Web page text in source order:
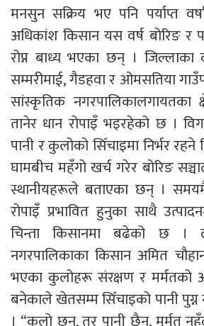
मनसुन सक्रिय भए पनि पर्याप्त
अधिकांश किसान यस वर्ष बोरिङ र
रोप्न बाध्य भएका छन् । जिल्लाका
सम्मरीमाई, गैडहवा र ओमसतिया
सांस्कृतिक नगरपालिकालगायतका
तानेर धान रोपाइँ भइरहेको छ ।
पानी र कुलोको सिँचाइमा निर्भर
घामबीच महँगो खर्च गरेर बोरिङ
स्थानीयहरूले बताएका छन् । समयमै
रोपाइँ प्रभावित हुनुका साथै
चिन्ता किसानमा बढेको छ ।
नगरपालिकाका किसान अमित
भएका कुलोहरू संरक्षण र मर्मतको
बनेकाले खेतसम्म सिँचाइको पानी